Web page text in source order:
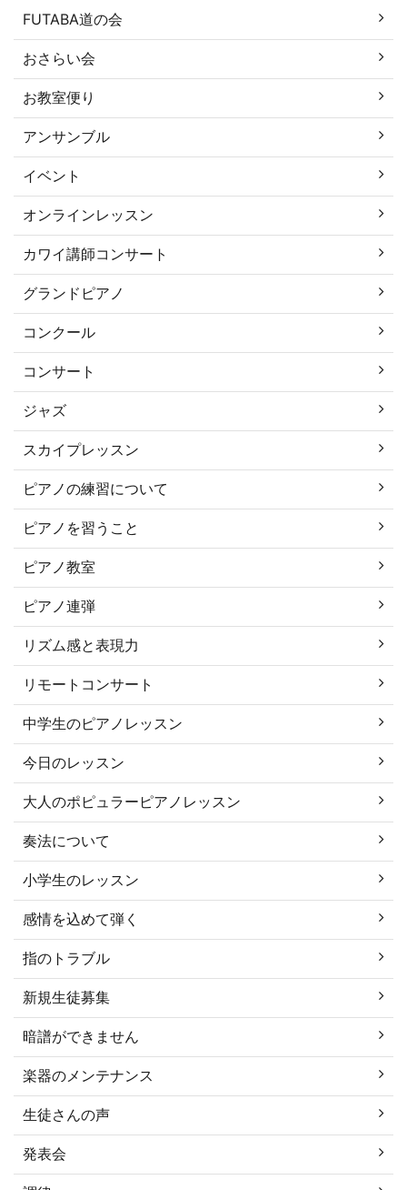
FUTABA道の会
おさらい会
お教室便り
アンサンブル
イベント
オンラインレッスン
カワイ講師コンサート
グランドピアノ
コンクール
コンサート
ジャズ
スカイプレッスン
ピアノの練習について
ピアノを習うこと
ピアノ教室
ピアノ連弾
リズム感と表現力
リモートコンサート
中学生のピアノレッスン
今日のレッスン
大人のポピュラーピアノレッスン
奏法について
小学生のレッスン
感情を込めて弾く
指のトラブル
新規生徒募集
暗譜ができません
楽器のメンテナンス
生徒さんの声
発表会